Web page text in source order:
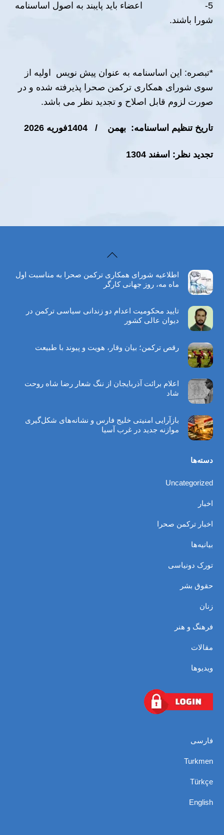
5- اعضاء باید پایبند به اصول اساسنامه
شورا باشند.
*تبصره: این اساسنامه به عنوان پیش نویس اولیه از
سوی شورای همکاری ترکمن صحرا پذیرفته شده و در
صورت لزوم قابل اصلاح و تجدید نظر می باشد.
تاریخ تنظیم اساسنامه: بهمن / 1404فوریه 2026
تجدید نظر: اسفند 1304
Back
Top
اطلاعیه شورای همکاری ترکمن صحرا به مناسبت اول
ماه مه، روز جهانی کارگر
تایید محکومیت اعدام دو زندانی سیاسی ترکمن در
دیوان عالی کشور
رقص ترکمن؛ بیان وقار، هویت و پیوند با طبیعت
اعلام برائت آذربایجان از ننگ شعار رضا شاه روحت
شاد
بازآرایی امنیتی خلیج فارس و نشانه‌های شکل‌گیری
موازنه جدید در غرب آسیا
دسته‌ها
Uncategorized
اخبار
اخبار ترکمن صحرا
بیانیه‌ها
تورک دونیاسی
حقوق بشر
زنان
فرهنگ و هنر
مقالات
ویدیوها
فارسی
Turkmen
Türkçe
English